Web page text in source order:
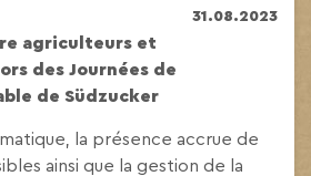
31.08.2023
agriculteurs et
des Journées de
de Südzucker
la présence accrue de
ainsi que la gestion de la